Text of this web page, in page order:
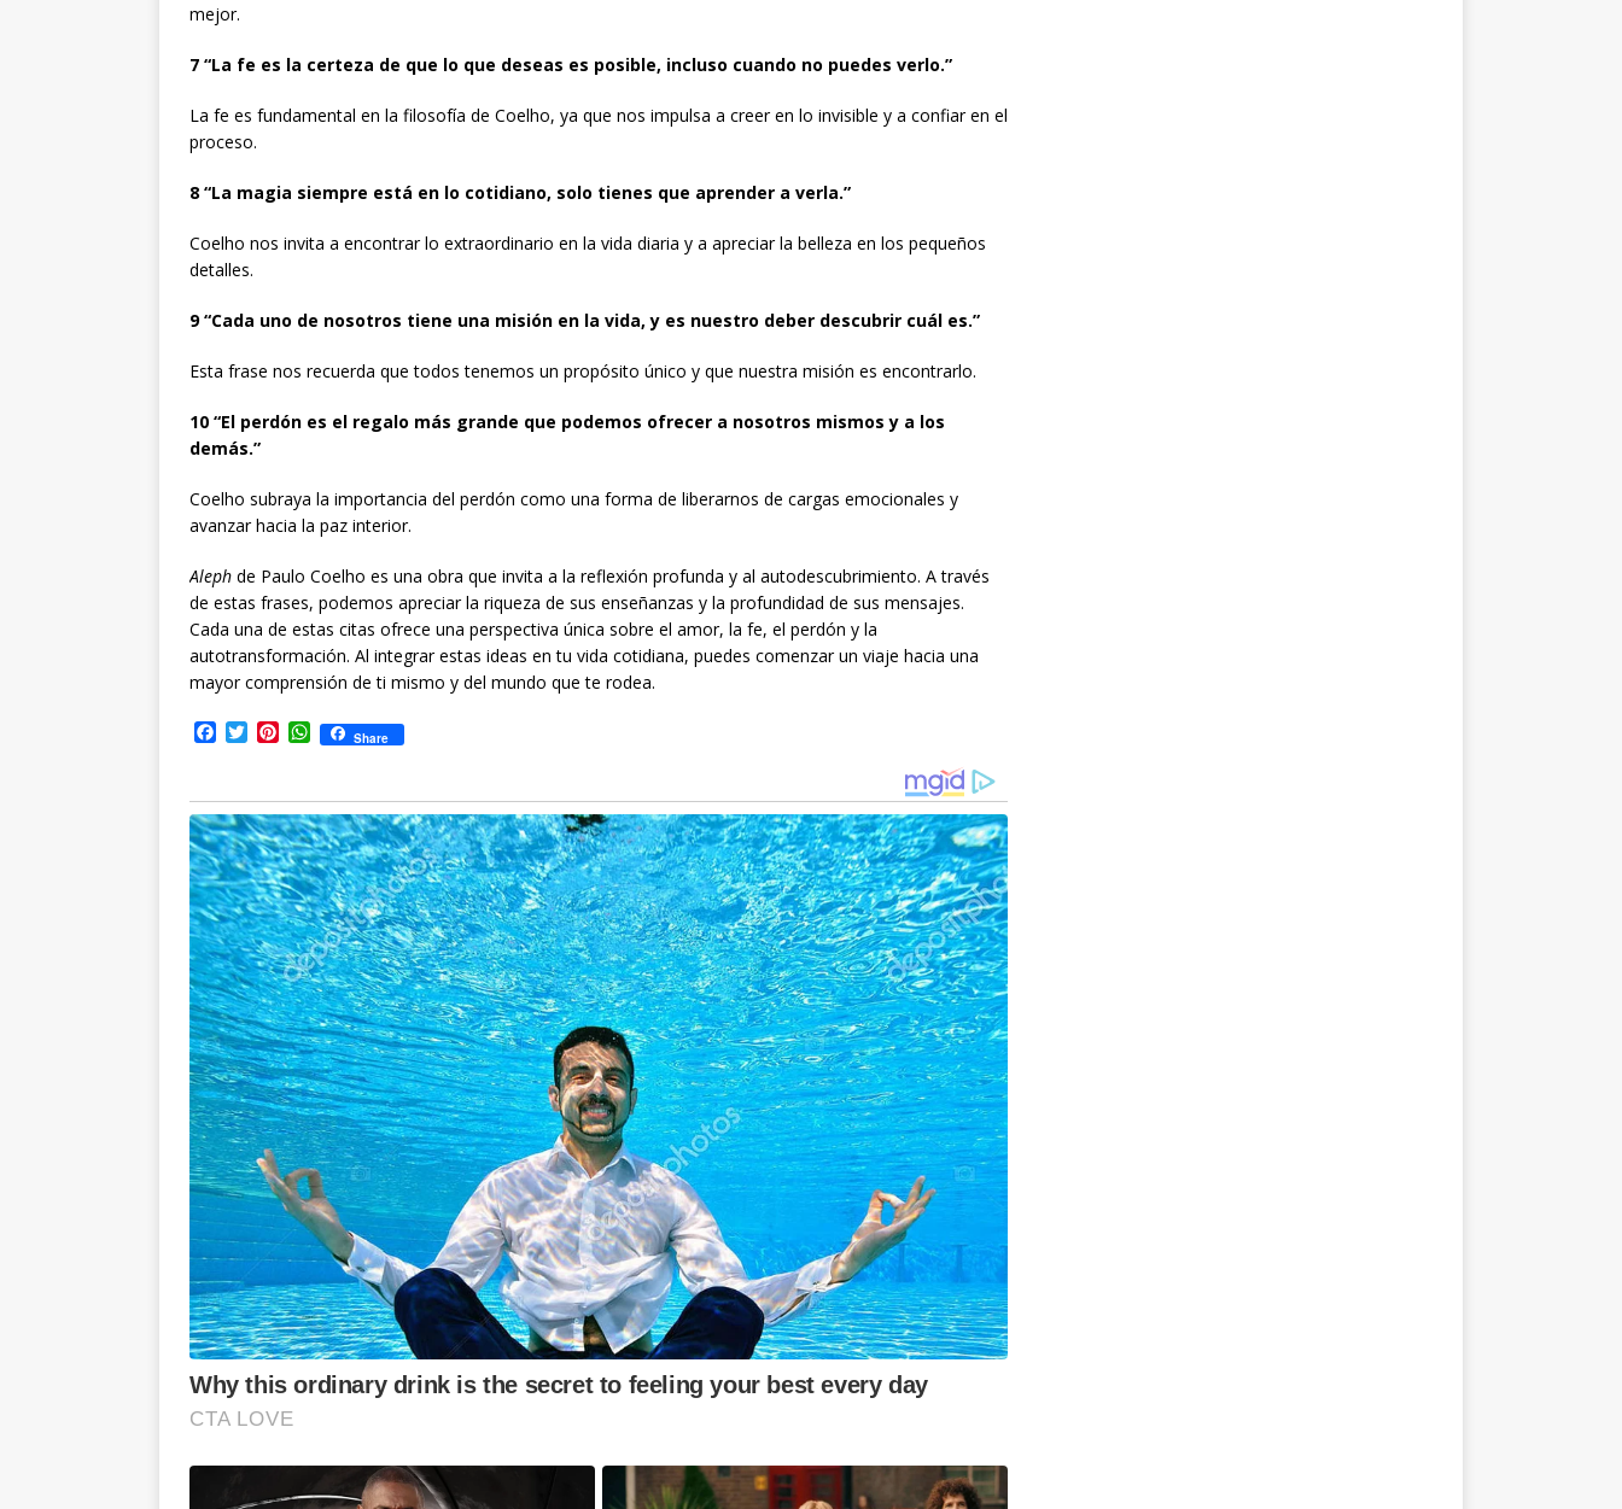
mejor.
7 “La fe es la certeza de que lo que deseas es posible, incluso cuando no puedes verlo.”
La fe es fundamental en la filosofía de Coelho, ya que nos impulsa a creer en lo invisible y a confiar en el
proceso.
8 “La magia siempre está en lo cotidiano, solo tienes que aprender a verla.”
Coelho nos invita a encontrar lo extraordinario en la vida diaria y a apreciar la belleza en los pequeños
detalles.
9 “Cada uno de nosotros tiene una misión en la vida, y es nuestro deber descubrir cuál es.”
Esta frase nos recuerda que todos tenemos un propósito único y que nuestra misión es encontrarlo.
10 “El perdón es el regalo más grande que podemos ofrecer a nosotros mismos y a los
demás.”
Coelho subraya la importancia del perdón como una forma de liberarnos de cargas emocionales y
avanzar hacia la paz interior.
Aleph de Paulo Coelho es una obra que invita a la reflexión profunda y al autodescubrimiento. A través
de estas frases, podemos apreciar la riqueza de sus enseñanzas y la profundidad de sus mensajes.
Cada una de estas citas ofrece una perspectiva única sobre el amor, la fe, el perdón y la
autotransformación. Al integrar estas ideas en tu vida cotidiana, puedes comenzar un viaje hacia una
mayor comprensión de ti mismo y del mundo que te rodea.
e
b
o
o
k
T
t
t
e
r
P
t
e
r
e
s
t
W
h
t
s
A
p
p
Share